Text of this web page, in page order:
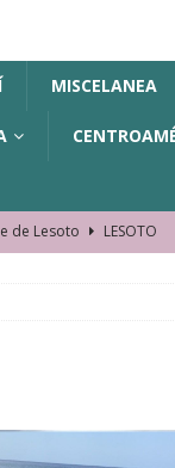
MISCELANEA
de Lesoto
LESOTO
de la playa